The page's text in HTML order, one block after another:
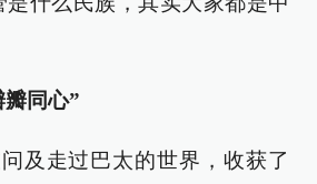
同心”
及走过巴太的世界，收获了